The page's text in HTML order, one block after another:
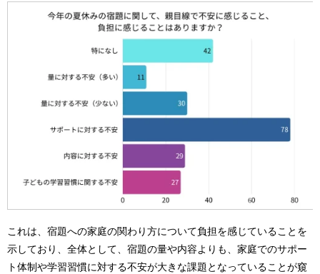
これは、宿題への家庭の関わり方について負担を感じていることを
示しており、全体として、宿題の量や内容よりも、家庭でのサポー
ト体制や学習習慣に対する不安が大きな課題となっていることが窺